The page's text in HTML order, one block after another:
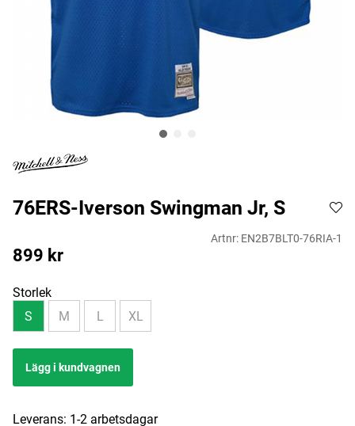
76ERS-Iverson Swingman Jr, S
Artnr: EN2B7BLT0-76RIA-1
899 kr
Storlek
S
M L XL
Lägg i kundvagnen
Leverans: 1-2 arbetsdagar